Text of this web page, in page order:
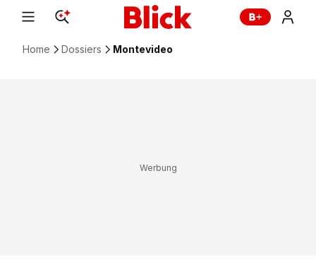
Home Dossiers Montevideo